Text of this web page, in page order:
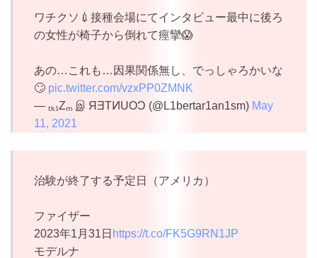
ワチクソ💉接種会場にてインタビュー最中に後ろ
の女性が椅子から倒れて痙攣😱
あの…これも…因果関係無し、でっしゃろかいな
🙄 pic.twitter.com/vzxPP0ZMNK
— ₜₖ₁Zₘ இ ЯƎTͶUOƆ (@L1bertar1an1sm) May
11, 2021
治験が終了する予定日（アメリカ）
ファイザー
2023年1月31日 https://t.co/FK5G9RN1JP
モデルナ